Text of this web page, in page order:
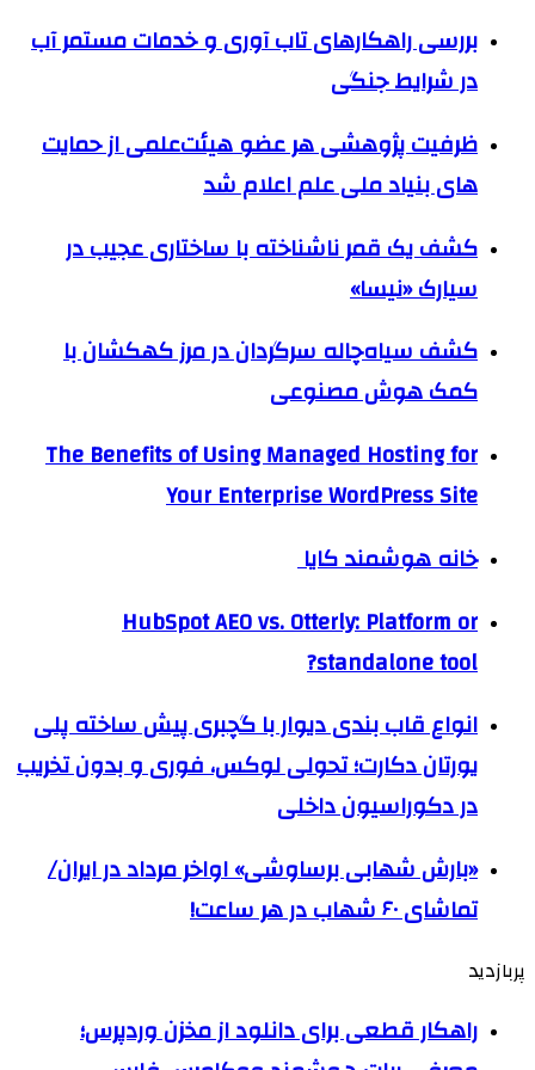
بررسی راهکارهای تاب آوری و خدمات مستمر آب
در شرایط جنگی
ظرفیت پژوهشی هر عضو هیئت‌علمی از حمایت
های بنیاد ملی علم اعلام شد
کشف یک قمر ناشناخته با ساختاری عجیب در
سیارک «نیسا»
کشف سیاه‌چاله سرگردان در مرز کهکشان با
کمک هوش مصنوعی
The Benefits of Using Managed Hosting for
Your Enterprise WordPress Site
خانه هوشمند کایا
HubSpot AEO vs. Otterly: Platform or
standalone tool?
انواع قاب بندی دیوار با گچبری پیش ساخته پلی
یورتان دکارت؛ تحولی لوکس، فوری و بدون تخریب
در دکوراسیون داخلی
«بارش شهابی برساوشی» اواخر مرداد در ایران/
تماشای ۶۰ شهاب در هر ساعت!
پربازدید
راهکار قطعی برای دانلود از مخزن وردپرس؛